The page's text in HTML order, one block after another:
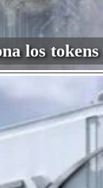
los tokens